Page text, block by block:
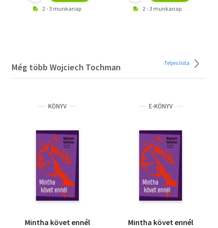
2 - 3 munkanap 2 - 3 munkanap
Még több Wojciech Tochman Teljes lista
KÖNYV
Mintha követ ennél
E-KÖNYV
Mintha követ ennél